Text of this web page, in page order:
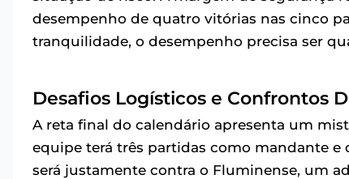
desempenho de quatro vitórias nas cinco
tranquilidade, o desempenho precisa ser
Desafios Logísticos e Confrontos
A reta final do calendário apresenta um
equipe terá três partidas como mandante
será justamente contra o Fluminense, um